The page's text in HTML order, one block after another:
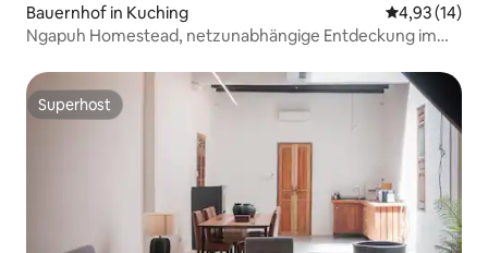
Bauernhof in Kuching
4,93 (14)
Ngapuh Homestead, netzunabhängige Entdeckung im
Superhost
Superhost